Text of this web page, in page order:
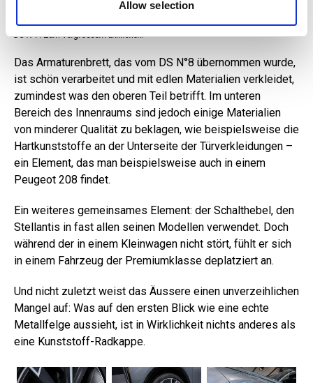
Allow selection
DS N°7. Zum Vergrössern anklicken!
Das Armaturenbrett, das vom DS N°8 übernommen wurde,
ist schön verarbeitet und mit edlen Materialien verkleidet,
zumindest was den oberen Teil betrifft. Im unteren
Bereich des Innenraums sind jedoch einige Materialien
von minderer Qualität zu beklagen, wie beispielsweise die
Hartkunststoffe an der Unterseite der Türverkleidungen –
ein Element, das man beispielsweise auch in einem
Peugeot 208 findet.
Ein weiteres gemeinsames Element: der Schalthebel, den
Stellantis in fast allen seinen Modellen verwendet. Doch
während der in einem Kleinwagen nicht stört, fühlt er sich
in einem Fahrzeug der Premiumklasse deplatziert an.
Und nicht zuletzt weist das Äussere einen unverzeihlichen
Mangel auf: Was auf den ersten Blick wie eine echte
Metallfelge aussieht, ist in Wirklichkeit nichts anderes als
eine Kunststoff-Radkappe.